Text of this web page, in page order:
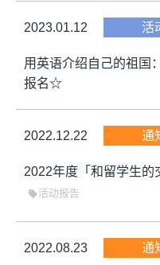
2023.01.12 活
用英语介绍自己的祖国
报名☆
2022.12.22 通
2022年度「和留学生的
sell活动报告
2022.08.23 通